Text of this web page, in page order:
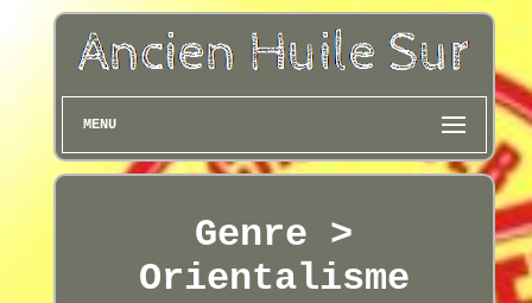
MENU
Genre >
Orientalisme